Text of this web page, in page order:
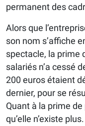
permanent des
Alors que
son nom s’affiche
spectacle, la prime
salariés n’a cessé
200 euros étaient
dernier, pour se
Quant à la prime
qu’elle n’existe